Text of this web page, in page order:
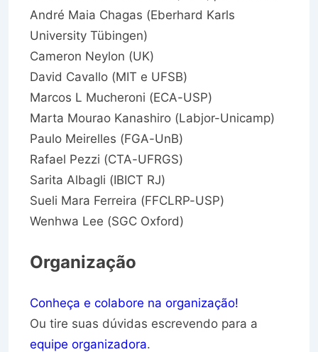
André Maia Chagas (Eberhard Karls
University Tübingen)
Cameron Neylon (UK)
David Cavallo (MIT e UFSB)
Marcos L Mucheroni (ECA-USP)
Marta Mourao Kanashiro (Labjor-Unicamp)
Paulo Meirelles (FGA-UnB)
Rafael Pezzi (CTA-UFRGS)
Sarita Albagli (IBICT RJ)
Sueli Mara Ferreira (FFCLRP-USP)
Wenhwa Lee (SGC Oxford)
Organização
Conheça e colabore na organização!
Ou tire suas dúvidas escrevendo para a
equipe organizadora.